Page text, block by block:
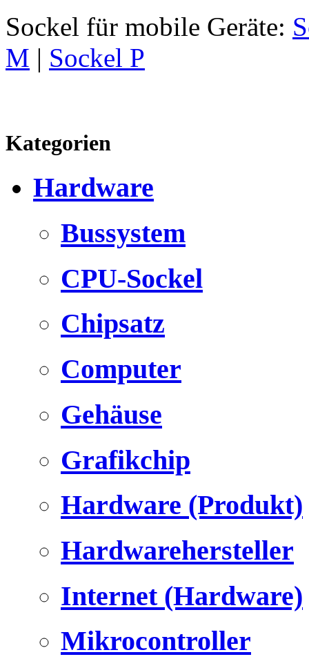
Sockel für mobile Geräte:
M | Sockel P
Kategorien
Hardware
Bussystem
CPU-Sockel
Chipsatz
Computer
Gehäuse
Grafikchip
Hardware (Produkt)
Hardwarehersteller
Internet (Hardware)
Mikrocontroller